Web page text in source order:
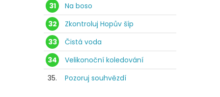
31
Na boso
32
Zkontroluj Hopův šíp
33
Čistá voda
34
Velikonoční koledování
35.
Pozoruj souhvězdí